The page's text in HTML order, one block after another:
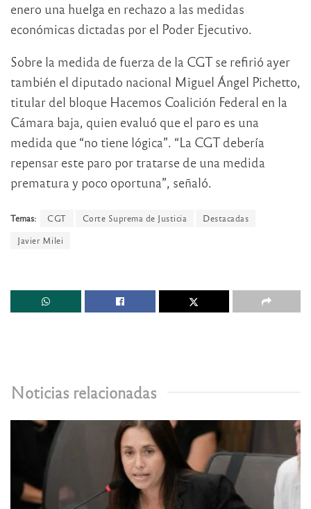
enero una huelga en rechazo a las medidas
económicas dictadas por el Poder Ejecutivo.
Sobre la medida de fuerza de la CGT se refirió ayer
también el diputado nacional Miguel Ángel Pichetto,
titular del bloque Hacemos Coalición Federal en la
Cámara baja, quien evaluó que el paro es una
medida que “no tiene lógica”. “La CGT debería
repensar este paro por tratarse de una medida
prematura y poco oportuna”, señaló.
Temas: CGT Corte Suprema de Justicia
Destacadas
Javier Milei
Noticias relacionadas